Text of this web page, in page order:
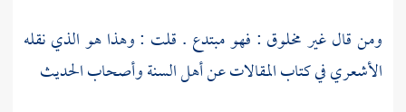
ومن قال غير مخلوق : فهو مبتدع . قلت : وهذا هو الذي نقله
الأشعريفي كتاب المقالات عنأهل السنةوأصحاب الحديث